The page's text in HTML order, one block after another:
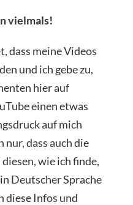
vielmals!
dass meine Videos
und ich gebe zu,
hier auf
einen etwas
auf mich
dass auch die
wie ich finde,
Deutscher Sprache
diese Infos und